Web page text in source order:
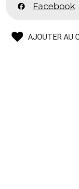
Facebook
AJOUTER AU